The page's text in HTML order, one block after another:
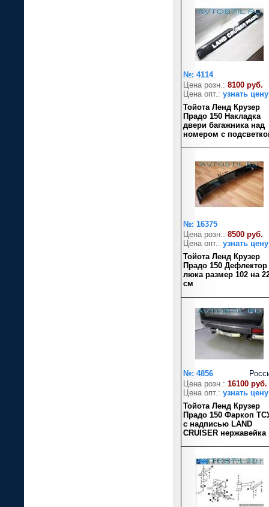
№: 4114
Цена розн.: 8100 руб.
Цена опт.: узнать цену
Тойота Ленд Крузер
Прадо 150 Накладка
двери багажника над
номером с
№: 16375
Цена розн.: 8500 руб.
Цена опт.: узнать цену
Тойота Ленд Крузер
Прадо 150 Дефлектор
люка размер 102 на
см
№: 4856
Цена розн.: 16100 руб.
Цена опт.: узнать цену
Тойота Ленд Крузер
Прадо 150 Фаркоп
с надписью LAND
CRUISER нержавейка